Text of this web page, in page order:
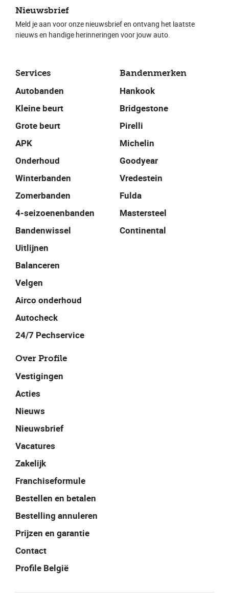
Services
Autobanden
Kleine beurt
Grote beurt
APK
Onderhoud
Winterbanden
Zomerbanden
4-seizoenenbanden
Bandenwissel
Uitlijnen
Balanceren
Velgen
Airco onderhoud
Autocheck
24/7 Pechservice
Bandenmerken
Hankook
Bridgestone
Pirelli
Michelin
Goodyear
Vredestein
Fulda
Mastersteel
Continental
Over Profile
Vestigingen
Acties
Nieuws
Nieuwsbrief
Vacatures
Zakelijk
Franchiseformule
Bestellen en betalen
Bestelling annuleren
Prijzen en garantie
Contact
Profile België
Nieuwsbrief
Meld je aan voor onze nieuwsbrief en ontvang het laatste
nieuws en handige herinneringen voor jouw auto.